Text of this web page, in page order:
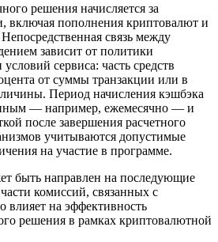
решения начисляется за
включая пополнения криптовалют и
связь между
зависит от политики
сервиса: часть средств
от суммы транзакции или в
Период начисления кэшбэка
— например, ежемесячно — и
после завершения расчетного
учитываются допустимые
на участие в программе.
быть направлен на последующие
комиссий, связанных с
влияет на эффективность
решения в рамках криптовалютной